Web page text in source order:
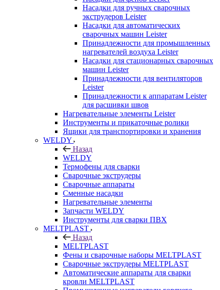
Насадки для ручных сварочных
экструдеров Leister
Насадки для автоматических
сварочных машин Leister
Принадлежности для промышленных
нагревателей воздуха Leister
Насадки для стационарных сварочных
машин Leister
Принадлежности для вентиляторов
Leister
Принадлежности к аппаратам Leister
для расшивки швов
Нагревательные элементы Leister
Инструменты и прикаточные ролики
Ящики для транспортировки и хранения
WELDY
Назад
WELDY
Термофены для сварки
Сварочные экструдеры
Сварочные аппараты
Сменные насадки
Нагревательные элементы
Запчасти WELDY
Инструменты для сварки ПВХ
MELTPLAST
Назад
MELTPLAST
Фены и сварочные наборы MELTPLAST
Сварочные экструдеры MELTPLAST
Автоматические аппараты для сварки
кровли MELTPLAST